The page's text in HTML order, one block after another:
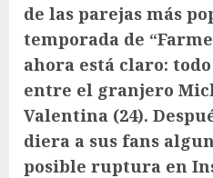
de las parejas más
temporada de
ahora está claro:
entre el granjero
Valentina (24).
diera a sus fans
posible ruptura en